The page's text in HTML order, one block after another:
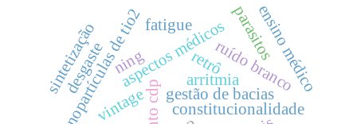
nanopartículas de tio2
ning
constitucionalidade
aspectos médicos
desgaste
vintage
retrô
arritmia
gestão de bacias
sintetização ruído branco
ensino médico
parasitos
fatigue